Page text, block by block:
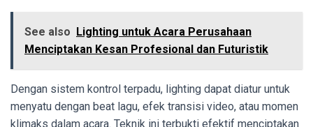
See also Lighting untuk Acara Perusahaan
Menciptakan Kesan Profesional dan Futuristik
Dengan sistem kontrol terpadu, lighting dapat diatur untuk
menyatu dengan beat lagu, efek transisi video, atau momen
klimaks dalam acara. Teknik ini terbukti efektif menciptakan